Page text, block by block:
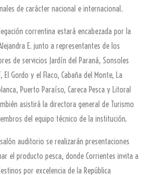
de carácter nacional e internacional.
correntina estará encabezada por la
E. junto a representantes de los
de servicios Jardín del Paraná, Sonsoles
Gordo y el Flaco, Cabaña del Monte, La
Puerto Paraíso, Careca Pesca y Litoral
asistirá la directora general de Turismo
del equipo técnico de la institución.
auditorio se realizarán presentaciones
el producto pesca, donde Corrientes invita a
por excelencia de la República